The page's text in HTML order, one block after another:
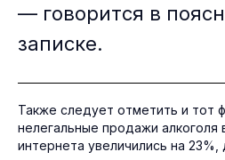
— говорится в
записке.
Также следует отметить и тот
нелегальные продажи алкоголя
интернета увеличились на 23%,